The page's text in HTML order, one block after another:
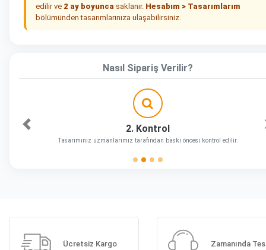
edilir ve 2 ay boyunca saklanır. Hesabım > Tasarımlarım
bölümünden tasarımlarınıza ulaşabilirsiniz.
Nasıl Sipariş Verilir?
2. Kontrol
Tasarımınız uzmanlarımız tarafından baskı öncesi kontrol edilir.
Önceki
Ücretsiz Kargo Zamanında